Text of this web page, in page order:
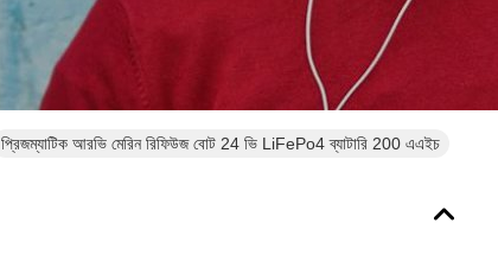
প্রিজম্যাটিক আরভি মেরিন রিফিউজ বোট 24 ভি LiFePo4 ব্যাটারি 200 এএইচ